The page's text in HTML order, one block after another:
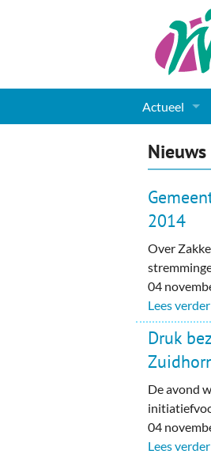
Actueel
Nieuws
Gemeente
Columns &
Foto-pagina
Nieuws
2014
Over
04
Lees
Druk
De avond
04
Lees